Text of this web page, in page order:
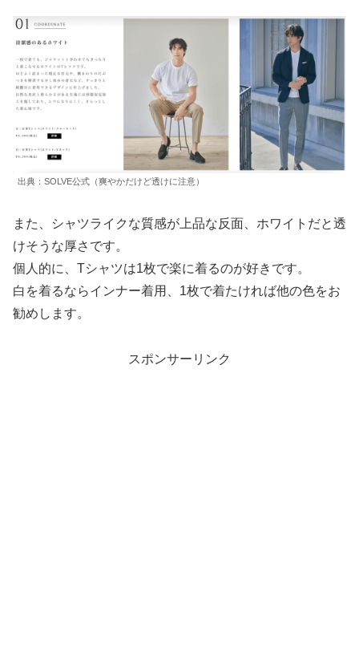
出典：SOLVE公式（爽やかだけど透けに注意）
また、シャツライクな質感が上品な反面、ホワイトだと透
けそうな厚さです。
個人的に、Tシャツは1枚で楽に着るのが好きです。
白を着るならインナー着用、1枚で着たければ他の色をお
勧めします。
スポンサーリンク